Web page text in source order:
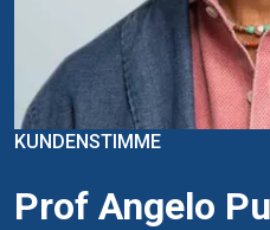
KUNDENSTIMME
Prof Angelo